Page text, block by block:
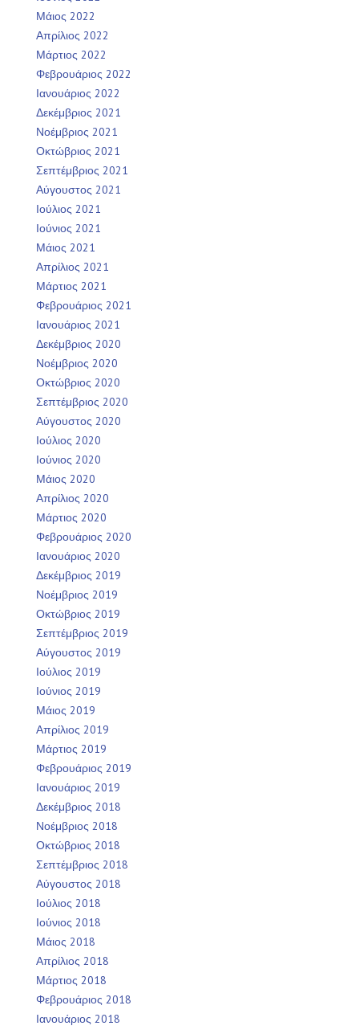
Μάιος 2022
Απρίλιος 2022
Μάρτιος 2022
Φεβρουάριος 2022
Ιανουάριος 2022
Δεκέμβριος 2021
Νοέμβριος 2021
Οκτώβριος 2021
Σεπτέμβριος 2021
Αύγουστος 2021
Ιούλιος 2021
Ιούνιος 2021
Μάιος 2021
Απρίλιος 2021
Μάρτιος 2021
Φεβρουάριος 2021
Ιανουάριος 2021
Δεκέμβριος 2020
Νοέμβριος 2020
Οκτώβριος 2020
Σεπτέμβριος 2020
Αύγουστος 2020
Ιούλιος 2020
Ιούνιος 2020
Μάιος 2020
Απρίλιος 2020
Μάρτιος 2020
Φεβρουάριος 2020
Ιανουάριος 2020
Δεκέμβριος 2019
Νοέμβριος 2019
Οκτώβριος 2019
Σεπτέμβριος 2019
Αύγουστος 2019
Ιούλιος 2019
Ιούνιος 2019
Μάιος 2019
Απρίλιος 2019
Μάρτιος 2019
Φεβρουάριος 2019
Ιανουάριος 2019
Δεκέμβριος 2018
Νοέμβριος 2018
Οκτώβριος 2018
Σεπτέμβριος 2018
Αύγουστος 2018
Ιούλιος 2018
Ιούνιος 2018
Μάιος 2018
Απρίλιος 2018
Μάρτιος 2018
Φεβρουάριος 2018
Ιανουάριος 2018